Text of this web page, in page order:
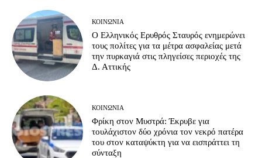
ΚΟΙΝΩΝΊΑ
Ο Ελληνικός Ερυθρός Σταυρός ενημερώνει
τους πολίτες για τα μέτρα ασφαλείας μετά
την πυρκαγιά στις πληγείσες περιοχές της
Δ. Αττικής
ΚΟΙΝΩΝΊΑ
Φρίκη στον Μυστρά: Έκρυβε για
τουλάχιστον δύο χρόνια τον νεκρό πατέρα
του στον καταψύκτη για να εισπράττει τη
σύνταξη